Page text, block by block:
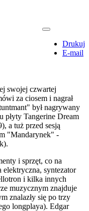
Drukuj
E-mail
swojej czwartej
za ciosem i nagrał
był nagrywany
płyty Tangerine Dream
a tuż przed sesją
"Mandarynek" -
i sprzęt, co na
elektryczna, syntezator
i kilka innych
muzycznym znajduje
znalazły się po trzy
longplaya). Edgar